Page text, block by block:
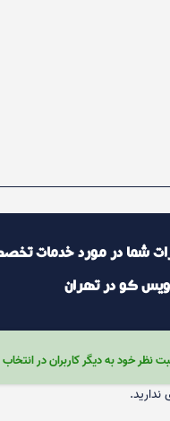
شما در مورد خدمات
کو در تهران
نظر خود به دیگر کاربران در